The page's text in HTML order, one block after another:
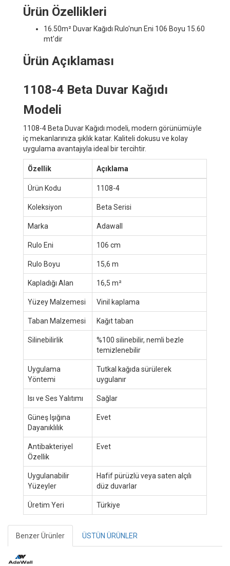
Ürün Özellikleri
16.50m² Duvar Kağıdı Rulo'nun Eni 106 Boyu 15.60
mt'dir
Ürün Açıklaması
1108-4 Beta Duvar Kağıdı
Modeli
1108-4 Beta Duvar Kağıdı modeli, modern görünümüyle
iç mekanlarınıza şıklık katar. Kaliteli dokusu ve kolay
uygulama avantajıyla ideal bir tercihtir.
Özellik Açıklama
Ürün Kodu 1108-4
Koleksiyon Beta Serisi
Marka Adawall
Rulo Eni 106 cm
Rulo Boyu 15,6 m
Kapladığı Alan 16,5 m²
Yüzey Malzemesi Vinil kaplama
Taban Malzemesi Kağıt taban
Silinebilirlik
%100 silinebilir, nemli bezle
temizlenebilir
Uygulama
Yöntemi
Tutkal kağıda sürülerek
uygulanır
Isı ve Ses Yalıtımı Sağlar
Güneş Işığına
Dayanıklılık
Evet
Antibakteriyel
Özellik
Evet
Uygulanabilir
Yüzeyler
Hafif pürüzlü veya saten alçılı
düz duvarlar
Üretim Yeri Türkiye
Benzer Ürünler ÜSTÜN ÜRÜNLER